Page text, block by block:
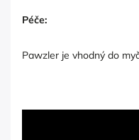
Péče:
Pawzler je vhodný do